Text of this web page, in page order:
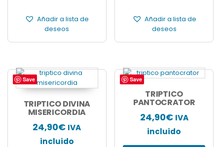
Añadir a lista de
deseos
Añadir a lista de
deseos
Save
TRIPTICO DIVINA
MISERICORDIA
24,90€ IVA
incluido
Save
TRIPTICO
PANTOCRATOR
24,90€ IVA
incluido